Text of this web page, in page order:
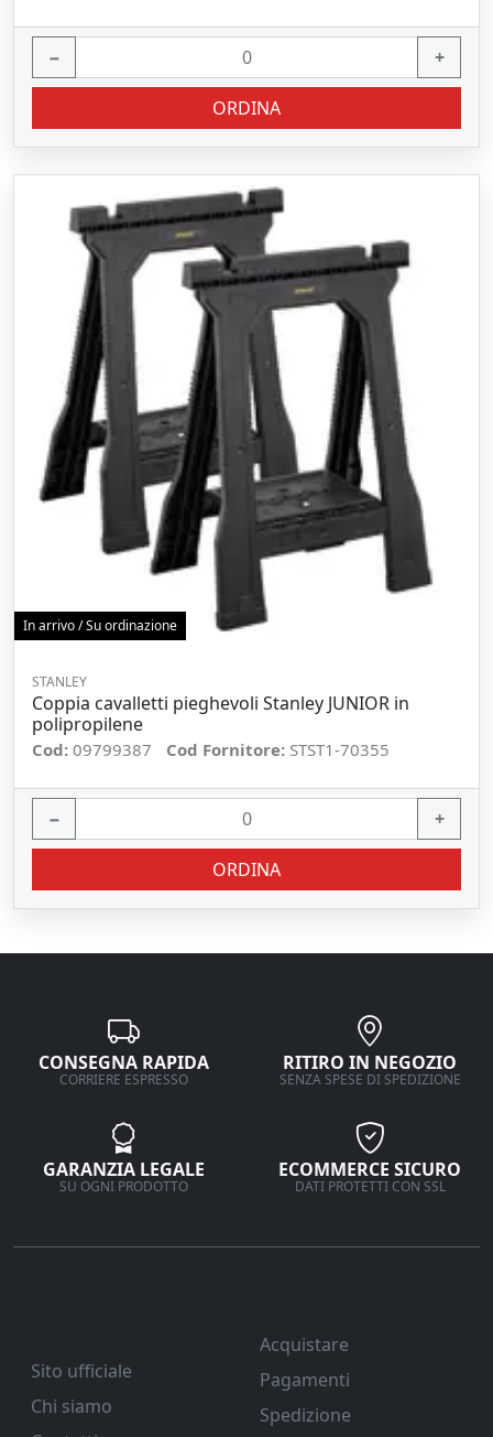
− +
ORDINA
In arrivo / Su ordinazione
STANLEY
Coppia cavalletti pieghevoli Stanley JUNIOR in
polipropilene
Cod: 09799387 Cod Fornitore: STST1-70355
− +
ORDINA
CONSEGNA RAPIDA
CORRIERE ESPRESSO
RITIRO IN NEGOZIO
SENZA SPESE DI SPEDIZIONE
GARANZIA LEGALE
SU OGNI PRODOTTO
ECOMMERCE SICURO
DATI PROTETTI CON SSL
Sito ufficiale
Chi siamo
Acquistare
Pagamenti
Spedizione